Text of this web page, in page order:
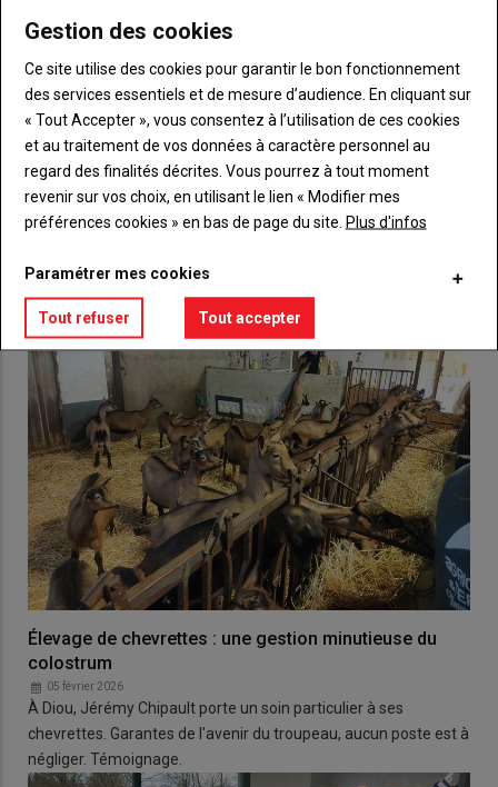
BodyChoisissez votre formule et créez votre
compte pour accéder à tout {nom-site}.
Lien Créez un compte
VOUS AIMEREZ AUSSI
Élevage de chevrettes : une gestion minutieuse du
colostrum
05 février 2026
À Diou, Jérémy Chipault porte un soin particulier à ses
chevrettes. Garantes de l'avenir du troupeau, aucun poste est à
négliger. Témoignage.
Gestion des cookies
Ce site utilise des cookies pour garantir le bon fonctionnement
des services essentiels et de mesure d’audience. En cliquant sur
« Tout Accepter », vous consentez à l’utilisation de ces cookies
et au traitement de vos données à caractère personnel au
regard des finalités décrites. Vous pourrez à tout moment
revenir sur vos choix, en utilisant le lien « Modifier mes
préférences cookies » en bas de page du site. Plus d'infos
Paramétrer mes cookies
Tout refuser Tout accepter